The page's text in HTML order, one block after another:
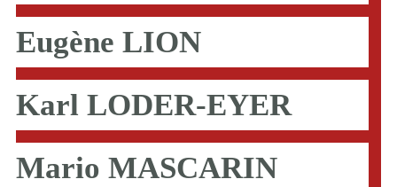
Eugène LION
Karl LODER-EYER
Mario MASCARIN